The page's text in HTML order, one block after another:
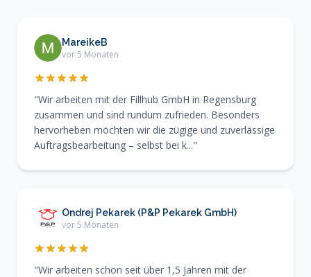
MareikeB
vor 5 Monaten
"Wir arbeiten mit der Fillhub GmbH in Regensburg
zusammen und sind rundum zufrieden. Besonders
hervorheben möchten wir die zügige und zuverlässige
Auftragsbearbeitung – selbst bei k..."
Ondrej Pekarek (P&P Pekarek GmbH)
vor 5 Monaten
"Wir arbeiten schon seit über 1,5 Jahren mit der